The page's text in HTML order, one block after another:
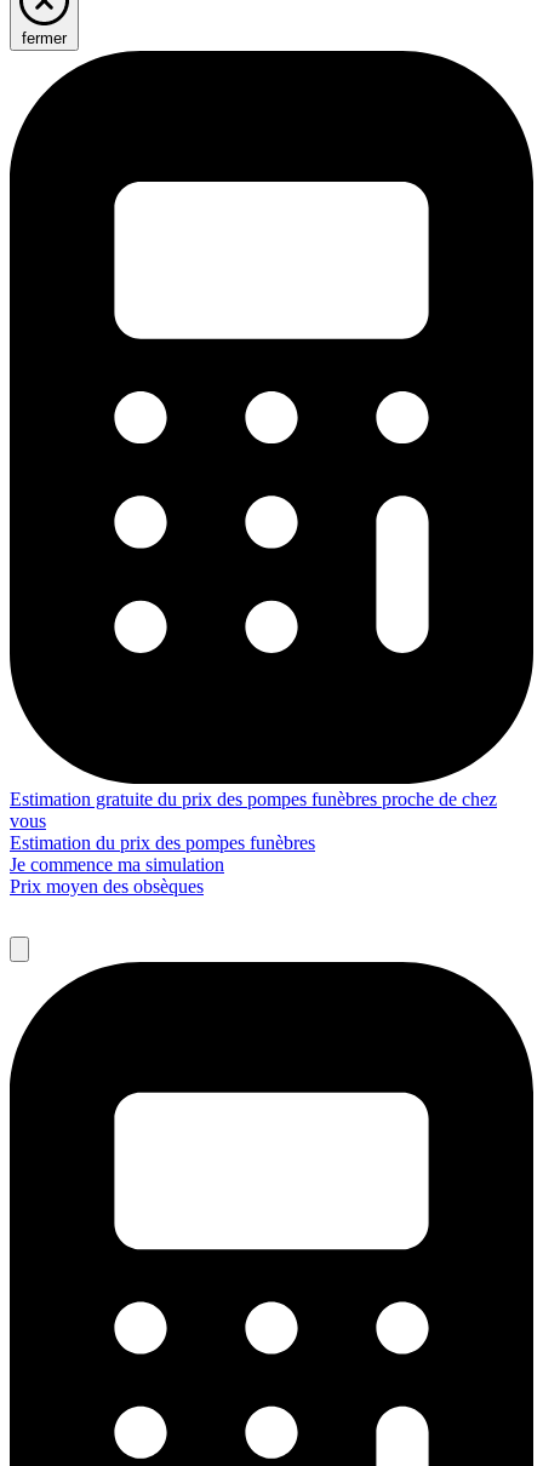
fermer
Estimation gratuite du prix des pompes funèbres proche de chez
vous
Estimation du prix des pompes funèbres
Je commence ma simulation
Prix moyen des obsèques